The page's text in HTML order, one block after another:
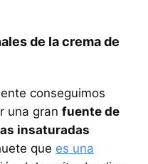
de la crema de
conseguimos
una gran fuente de
insaturadas
que es una